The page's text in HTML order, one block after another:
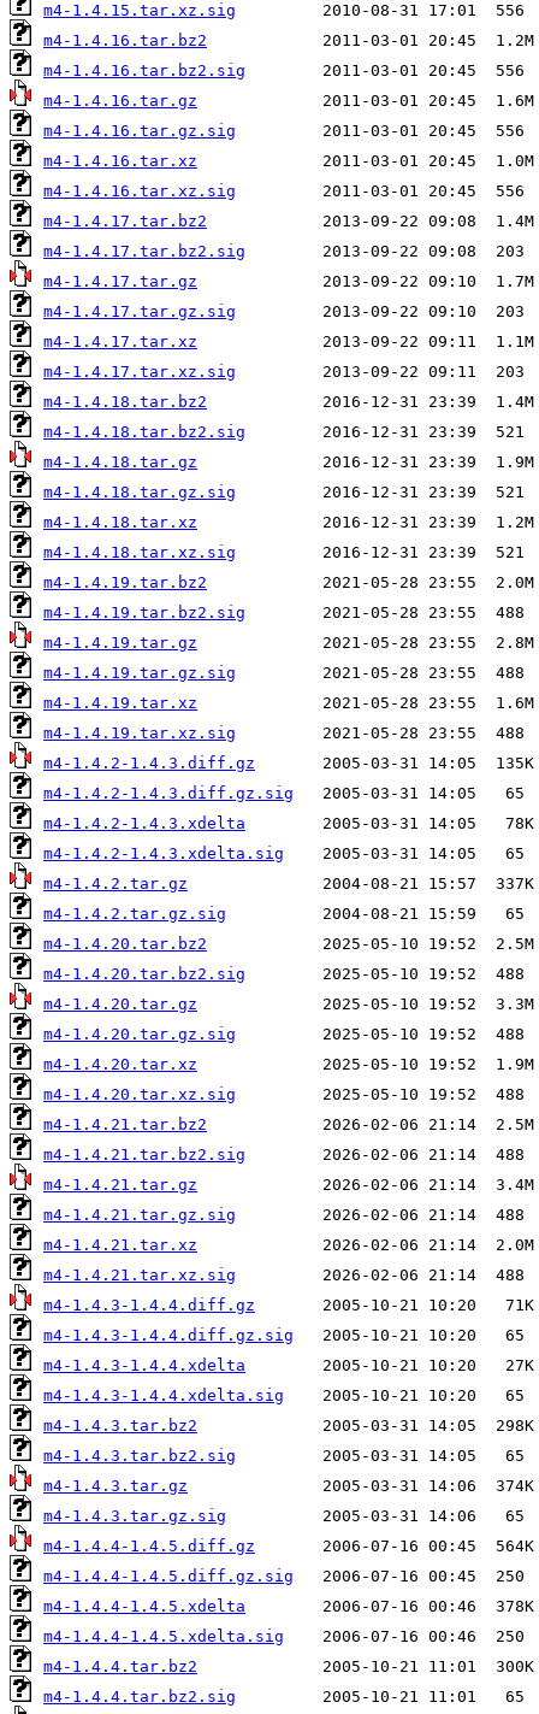
m4-1.4.15.tar.xz.sig
m4-1.4.16.tar.bz2
m4-1.4.16.tar.bz2.sig
m4-1.4.16.tar.gz
m4-1.4.16.tar.gz.sig
m4-1.4.16.tar.xz
m4-1.4.16.tar.xz.sig
m4-1.4.17.tar.bz2
m4-1.4.17.tar.bz2.sig
m4-1.4.17.tar.gz
m4-1.4.17.tar.gz.sig
m4-1.4.17.tar.xz
m4-1.4.17.tar.xz.sig
m4-1.4.18.tar.bz2
m4-1.4.18.tar.bz2.sig
m4-1.4.18.tar.gz
m4-1.4.18.tar.gz.sig
m4-1.4.18.tar.xz
m4-1.4.18.tar.xz.sig
m4-1.4.19.tar.bz2
m4-1.4.19.tar.bz2.sig
m4-1.4.19.tar.gz
m4-1.4.19.tar.gz.sig
m4-1.4.19.tar.xz
m4-1.4.19.tar.xz.sig
m4-1.4.2-1.4.3.diff.gz
m4-1.4.2-1.4.3.diff.gz.sig
m4-1.4.2-1.4.3.xdelta
m4-1.4.2-1.4.3.xdelta.sig
m4-1.4.2.tar.gz
m4-1.4.2.tar.gz.sig
m4-1.4.20.tar.bz2
m4-1.4.20.tar.bz2.sig
m4-1.4.20.tar.gz
m4-1.4.20.tar.gz.sig
m4-1.4.20.tar.xz
m4-1.4.20.tar.xz.sig
m4-1.4.21.tar.bz2
m4-1.4.21.tar.bz2.sig
m4-1.4.21.tar.gz
m4-1.4.21.tar.gz.sig
m4-1.4.21.tar.xz
m4-1.4.21.tar.xz.sig
m4-1.4.3-1.4.4.diff.gz
m4-1.4.3-1.4.4.diff.gz.sig
m4-1.4.3-1.4.4.xdelta
m4-1.4.3-1.4.4.xdelta.sig
m4-1.4.3.tar.bz2
m4-1.4.3.tar.bz2.sig
m4-1.4.3.tar.gz
m4-1.4.3.tar.gz.sig
m4-1.4.4-1.4.5.diff.gz
m4-1.4.4-1.4.5.diff.gz.sig
m4-1.4.4-1.4.5.xdelta
m4-1.4.4-1.4.5.xdelta.sig
m4-1.4.4.tar.bz2
m4-1.4.4.tar.bz2.sig